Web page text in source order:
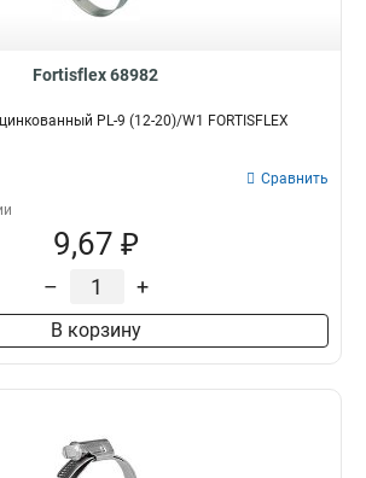
Fortisflex 68982
PL-9 (12-20)/W1 FORTISFLEX
Сравнить
9,67 ₽
– +
В корзину